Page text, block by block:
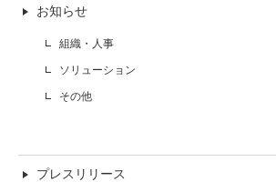
お知らせ
組織・人事
ソリューション
その他
プレスリリース